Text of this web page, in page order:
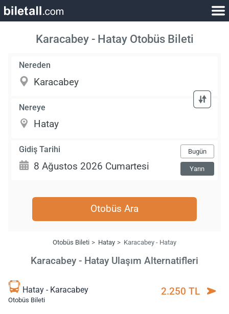
Karacabey - Hatay Otobüs Bileti
Nereden
Nereye
Gidiş Tarihi Bugün
Yarın
Otobüs Ara
Otobüs Bileti Hatay Karacabey - Hatay
Karacabey - Hatay Ulaşım Alternatifleri
Hatay - Karacabey
Otobüs Bileti
2.250 TL